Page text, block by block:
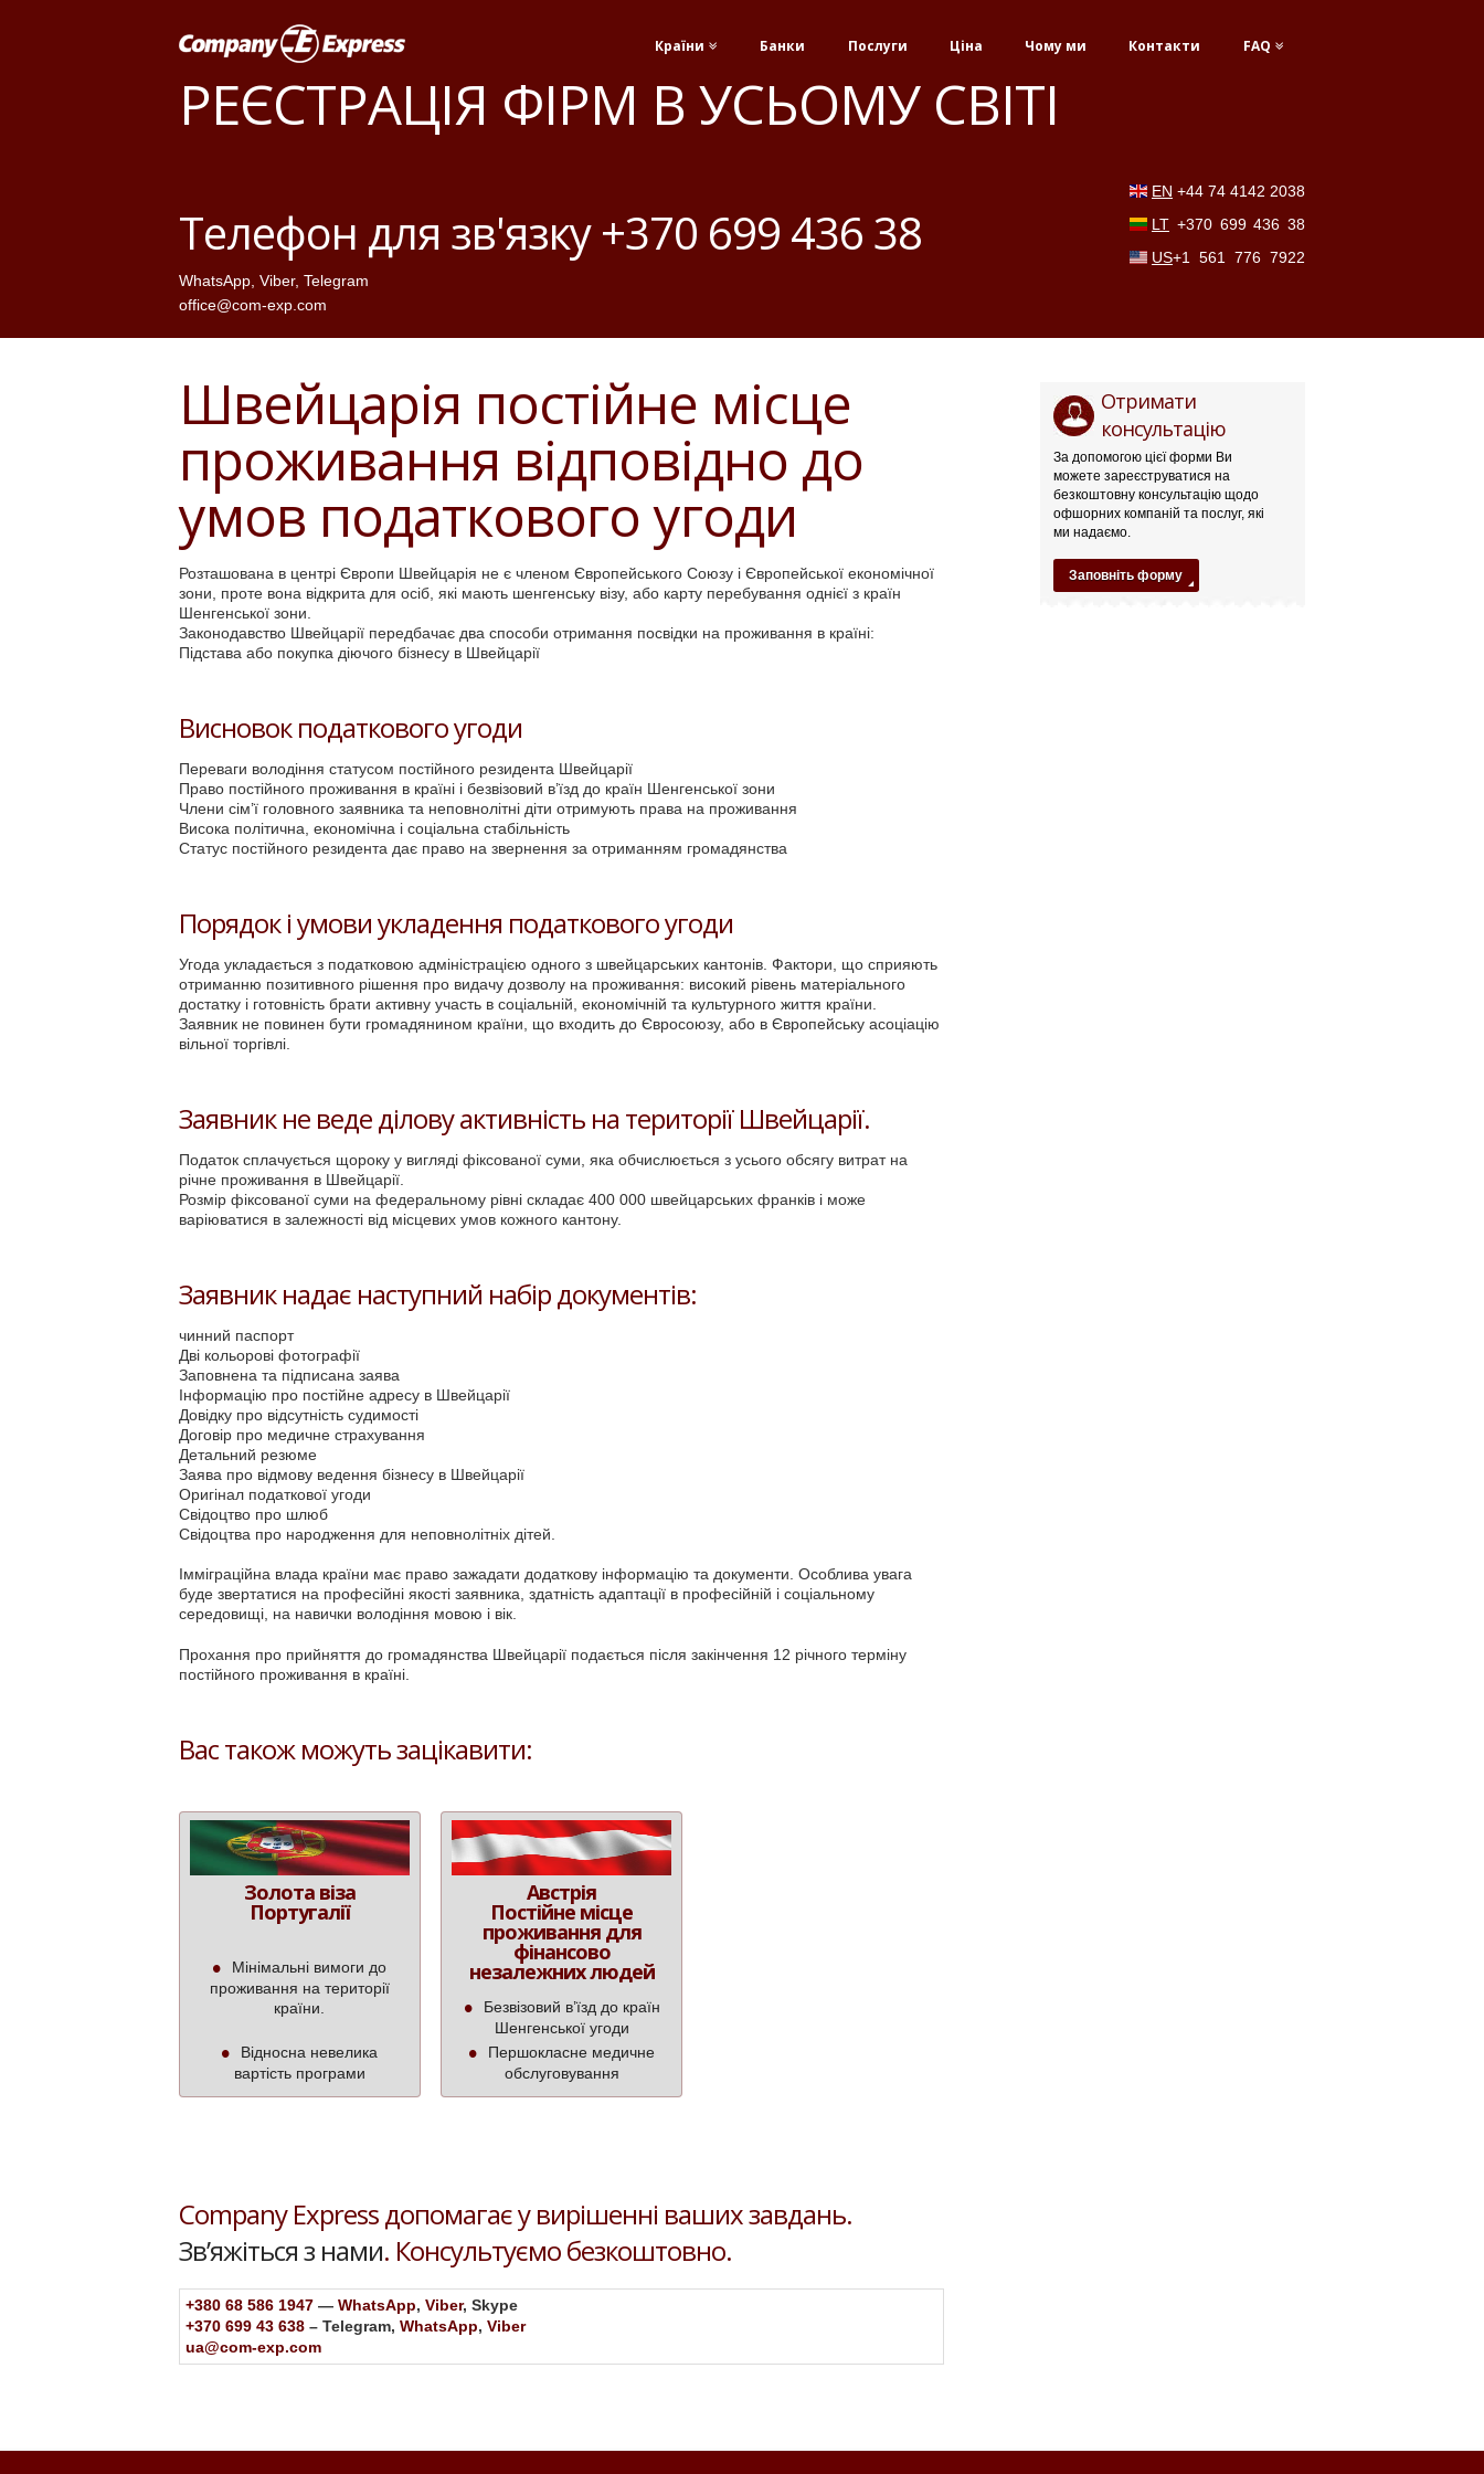
Країни Банки Послуги Ціна Чому ми Контакти FAQ
РЕЄСТРАЦІЯ ФІРМ В УСЬОМУ СВІТІ
Телефон для зв'язку +370 699 436 38
WhatsApp, Viber, Telegram
office@com-exp.com
EN +44 74 4142 2038
LT +370 699 436 38
US+1 561 776 7922
Швейцарія постійне місце
проживання відповідно до
умов податкового угоди
Розташована в центрі Європи Швейцарія не є членом Європейського Союзу і Європейської економічної
зони, проте вона відкрита для осіб, які мають шенгенську візу, або карту перебування однієї з країн
Шенгенської зони.
Законодавство Швейцарії передбачає два способи отримання посвідки на проживання в країні:
Підстава або покупка діючого бізнесу в Швейцарії
Висновок податкового угоди
Переваги володіння статусом постійного резидента Швейцарії
Право постійного проживання в країні і безвізовий в’їзд до країн Шенгенської зони
Члени сім’ї головного заявника та неповнолітні діти отримують права на проживання
Висока політична, економічна і соціальна стабільність
Статус постійного резидента дає право на звернення за отриманням громадянства
Порядок і умови укладення податкового угоди
Угода укладається з податковою адміністрацією одного з швейцарських кантонів. Фактори, що сприяють
отриманню позитивного рішення про видачу дозволу на проживання: високий рівень матеріального
достатку і готовність брати активну участь в соціальній, економічній та культурного життя країни.
Заявник не повинен бути громадянином країни, що входить до Євросоюзу, або в Європейську асоціацію
вільної торгівлі.
Заявник не веде ділову активність на території Швейцарії.
Податок сплачується щороку у вигляді фіксованої суми, яка обчислюється з усього обсягу витрат на
річне проживання в Швейцарії.
Розмір фіксованої суми на федеральному рівні складає 400 000 швейцарських франків і може
варіюватися в залежності від місцевих умов кожного кантону.
Заявник надає наступний набір документів:
чинний паспорт
Дві кольорові фотографії
Заповнена та підписана заява
Інформацію про постійне адресу в Швейцарії
Довідку про відсутність судимості
Договір про медичне страхування
Детальний резюме
Заява про відмову ведення бізнесу в Швейцарії
Оригінал податкової угоди
Свідоцтво про шлюб
Свідоцтва про народження для неповнолітніх дітей.
Імміграційна влада країни має право зажадати додаткову інформацію та документи. Особлива увага
буде звертатися на професійні якості заявника, здатність адаптації в професійній і соціальному
середовищі, на навички володіння мовою і вік.
Прохання про прийняття до громадянства Швейцарії подається після закінчення 12 річного терміну
постійного проживання в країні.
Вас також можуть зацікавити:
Золота віза
Португалії
Мінімальні вимоги до
проживання на території
країни.
Відносна невелика
вартість програми
Австрія
Постійне місце
проживання для
фінансово
незалежних людей
Безвізовий в’їзд до країн
Шенгенської угоди
Першокласне медичне
обслуговування
Company Express допомагає у вирішенні ваших завдань.
Зв’яжіться з нами. Консультуємо безкоштовно.
+380 68 586 1947 —WhatsApp,Viber, Skype
+370 699 43 638 – Telegram,WhatsApp,Viber
ua@com-exp.com
Швейцарія
Отримати
консультацію
За допомогою цієї форми Ви
можете зареєструватися на
безкоштовну консультацію щодо
офшорних компаній та послуг, які
ми надаємо.
Заповніть форму